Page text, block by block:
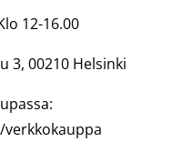
12-16.00
3, 00210 Helsinki